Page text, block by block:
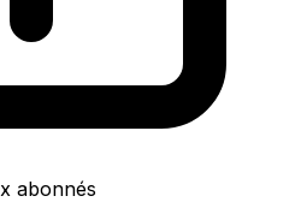
abonnés